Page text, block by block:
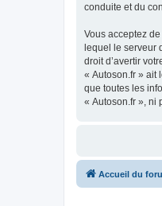
conduite et du
Vous acceptez
lequel le serveur
droit d’avertir
« Autoson.fr » ait
que toutes les
« Autoson.fr », ni
Accueil du